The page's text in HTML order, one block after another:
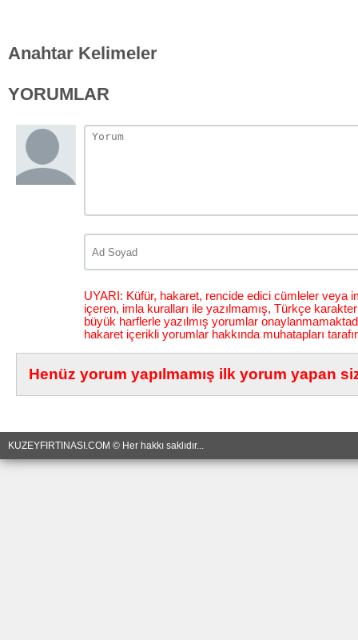
Anahtar Kelimeler
YORUMLAR
UYARI: Küfür, hakaret, rencide edici cümleler veya
içeren, imla kuralları ile yazılmamış, Türkçe
büyük harflerle yazılmış yorumlar
hakaret içerikli yorumlar hakkında muhatapları
Henüz yorum yapılmamış ilk yorum yapan
KUZEYFIRTINASI.COM © Her hakkı saklıdır...